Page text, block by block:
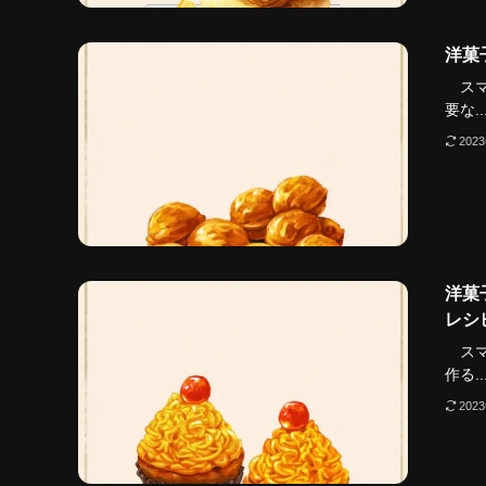
洋菓
ス
要な
洋菓
レシ
ス
作る